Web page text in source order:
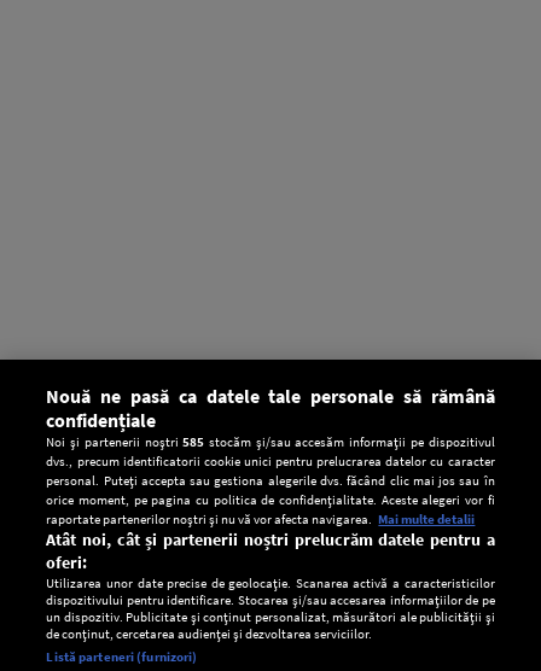
Setări:
Nouă ne pasă ca datele tale personale să rămână
confidențiale
Noi și partenerii noștri585 stocăm și/sau accesăm informații pe dispozitivul
dvs., precum identificatorii cookie unici pentru prelucrarea datelor cu caracter
personal. Puteți accepta sau gestiona alegerile dvs. făcând clic mai jos sau în
orice moment, pe pagina cu politica de confidențialitate. Aceste alegeri vor fi
raportate partenerilor noștri și nu vă vor afecta navigarea. Mai multe detalii
Atât noi, cât și partenerii noștri prelucrăm datele pentru a
oferi:
Utilizarea unor date precise de geolocație. Scanarea activă a caracteristicilor
dispozitivului pentru identificare. Stocarea și/sau accesarea informațiilor de pe
un dispozitiv. Publicitate și conținut personalizat, măsurători ale publicității și
de conținut, cercetarea audienței și dezvoltarea serviciilor.
Listă parteneri (furnizori)